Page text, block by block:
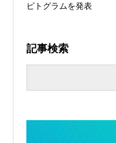
ピトグラムを発表
記事検索